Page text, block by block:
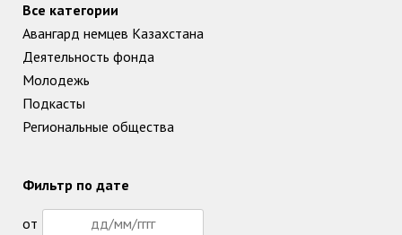
Все категории
Авангард немцев Казахстана
Деятельность фонда
Молодежь
Подкасты
Региональные общества
Фильтр по дате
от